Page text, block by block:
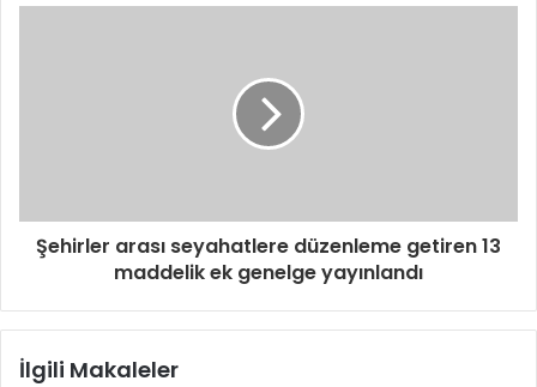
Şehirler arası seyahatlere düzenleme getiren 13
maddelik ek genelge yayınlandı
İlgili Makaleler